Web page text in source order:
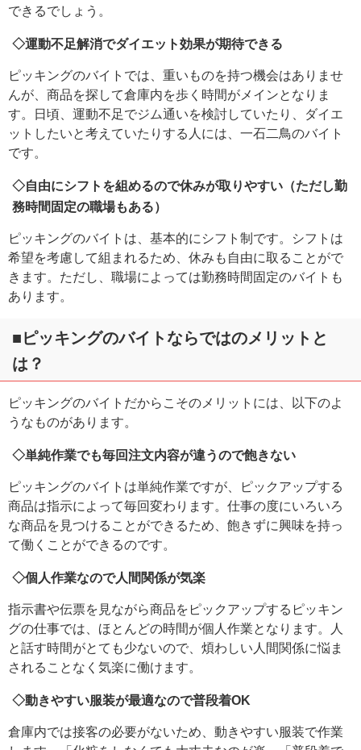
できるでしょう。
◇運動不足解消でダイエット効果が期待できる
ピッキングのバイトでは、重いものを持つ機会はありませ
んが、商品を探して倉庫内を歩く時間がメインとなりま
す。日頃、運動不足でジム通いを検討していたり、ダイエ
ットしたいと考えていたりする人には、一石二鳥のバイト
です。
◇自由にシフトを組めるので休みが取りやすい（ただし勤
務時間固定の職場もある）
ピッキングのバイトは、基本的にシフト制です。シフトは
希望を考慮して組まれるため、休みも自由に取ることがで
きます。ただし、職場によっては勤務時間固定のバイトも
あります。
■ピッキングのバイトならではのメリットと
は？
ピッキングのバイトだからこそのメリットには、以下のよ
うなものがあります。
◇単純作業でも毎回注文内容が違うので飽きない
ピッキングのバイトは単純作業ですが、ピックアップする
商品は指示によって毎回変わります。仕事の度にいろいろ
な商品を見つけることができるため、飽きずに興味を持っ
て働くことができるのです。
◇個人作業なので人間関係が気楽
指示書や伝票を見ながら商品をピックアップするピッキン
グの仕事では、ほとんどの時間が個人作業となります。人
と話す時間がとても少ないので、煩わしい人間関係に悩ま
されることなく気楽に働けます。
◇動きやすい服装が最適なので普段着OK
倉庫内では接客の必要がないため、動きやすい服装で作業